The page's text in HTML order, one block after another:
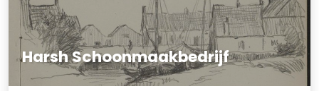
Harsh Schoonmaakbedrijf